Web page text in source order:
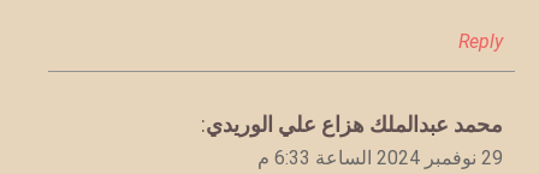
Reply
يقول
محمد عبدالملك هزاع علي الوريدي:
29 نوفمبر 2024 الساعة 6:33 م